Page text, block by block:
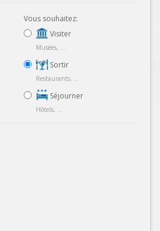
Vous souhaitez:
Visiter
Musées, ...
Sortir
Restaurants, ...
Séjourner
Hôtels, ...